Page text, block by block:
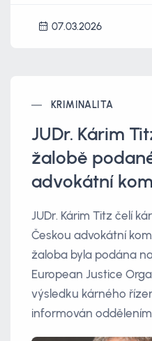
07.03.2026
KRIMINALITA
JUDr. Kárim
žalobě
advokátní
JUDr. Kárim Titz čelí
Českou advokátní
žaloba byla podána
European Justice
výsledku kárného
informován